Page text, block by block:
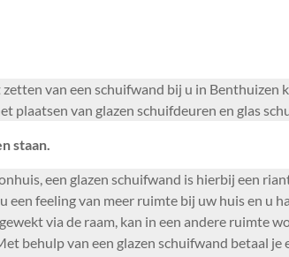
van een schuifwand bij u in Benthuizen
plaatsen van glazen schuifdeuren en glas
staan.
een glazen schuifwand is hierbij een
feeling van meer ruimte bij uw huis en u
via de raam, kan in een andere ruimte
behulp van een glazen schuifwand betaal